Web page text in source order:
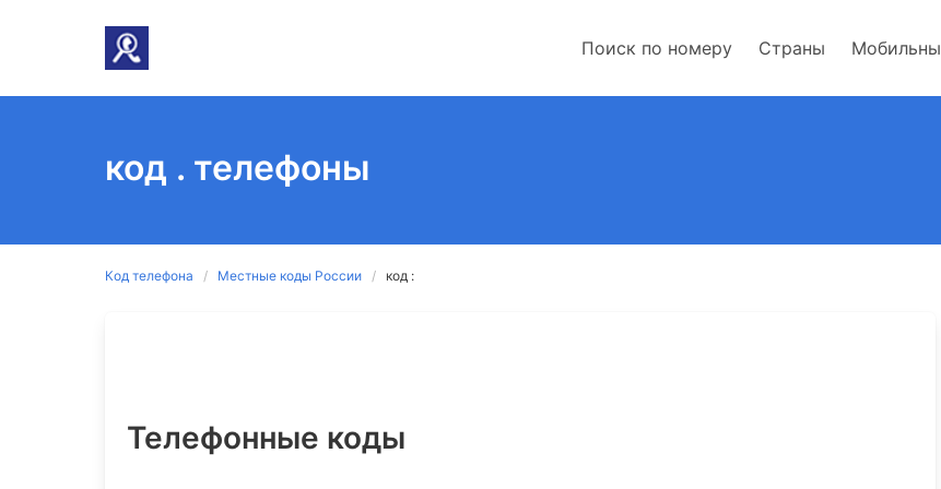
Поиск по номеру Страны
код . телефоны
Код телефона Местные коды России код :
Телефонные коды